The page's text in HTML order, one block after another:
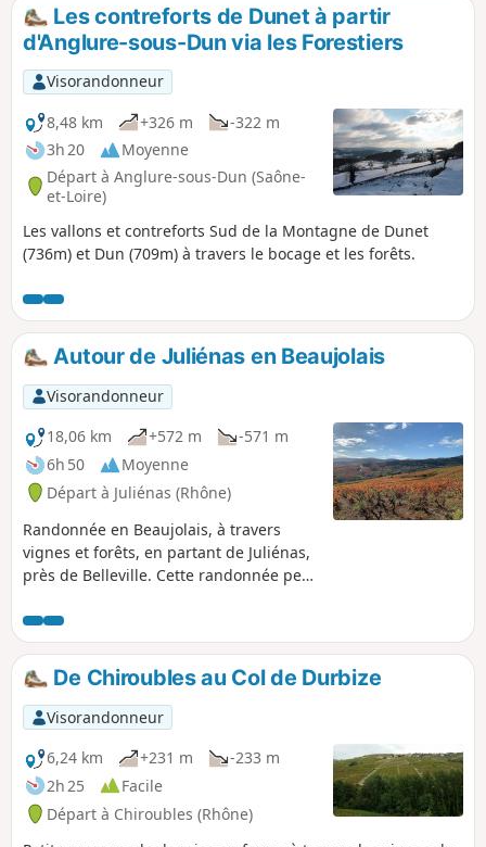
Les contreforts de Dunet à partir
d'Anglure-sous-Dun via les Forestiers
Visorandonneur
8,48 km
+326 m
-322 m
3h 20
Moyenne
Départ à Anglure-sous-Dun (Saône-
et-Loire)
Les vallons et contreforts Sud de la Montagne de Dunet
(736m) et Dun (709m) à travers le bocage et les forêts.
Autour de Juliénas en Beaujolais
Visorandonneur
18,06 km
+572 m
-571 m
6h 50
Moyenne
Départ à Juliénas (Rhône)
Randonnée en Beaujolais, à travers
vignes et forêts, en partant de Juliénas,
près de Belleville. Cette randonnée peut
descriptif).
De Chiroubles au Col de Durbize
Visorandonneur
6,24 km
+231 m
-233 m
2h 25
Facile
Départ à Chiroubles (Rhône)